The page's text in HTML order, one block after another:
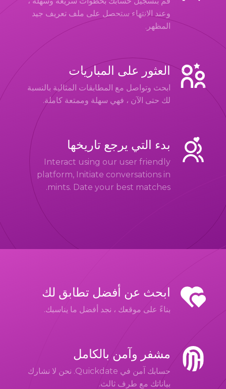
وعند الانتهاء ستحصل على ملف تعريف جيد
المظهر.
العثور على المباريات
ابحث وتواصل مع المطابقات المثالية بالنسبة
لك حتى الآن ، فهي سهلة وممتعة كاملة.
بدء التي يرجع تاريخها
Interact using our user friendly
platform, Initiate conversations in
mints. Date your best matches.
ابحث عن أفضل تطابق لك
بناءً على موقعك ، نجد أفضل ما يناسبك.
مشفر وآمن بالكامل
حسابك آمن في Quickdate. نحن لا نشارك
بياناتك مع طرف ثالث.